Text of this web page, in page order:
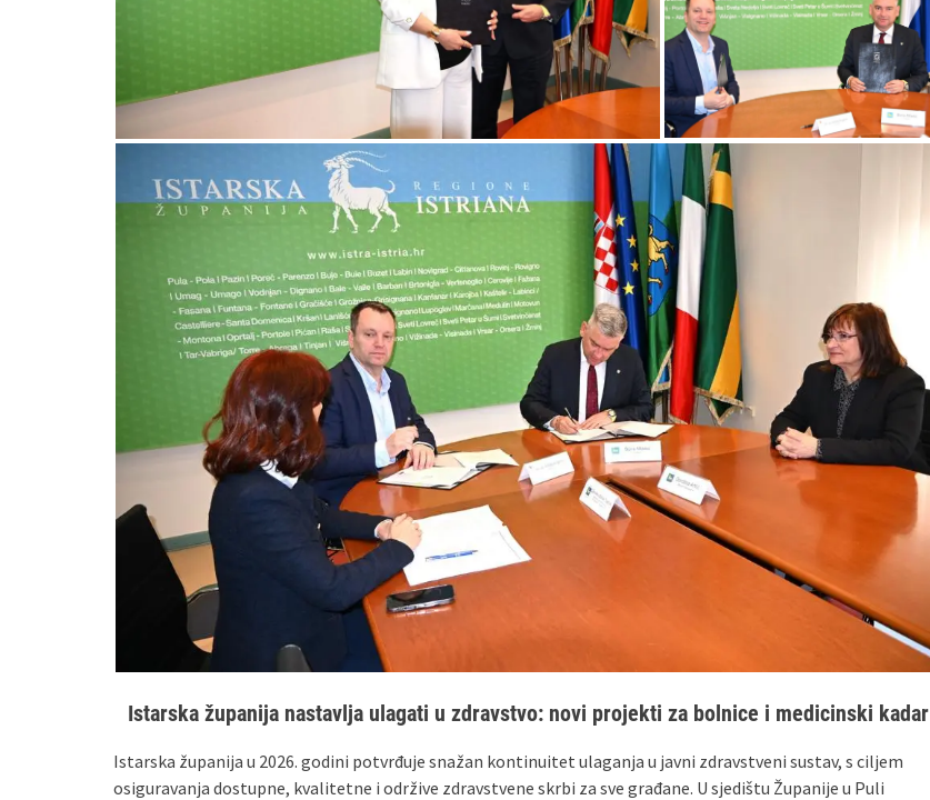
Istarska županija nastavlja ulagati u zdravstvo: novi projekti za bolnice i medicinski kadar
Istarska županija u 2026. godini potvrđuje snažan kontinuitet ulaganja u javni zdravstveni sustav, s ciljem
osiguravanja dostupne, kvalitetne i održive zdravstvene skrbi za sve građane. U sjedištu Županije u Puli